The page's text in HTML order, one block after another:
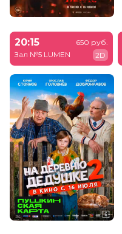
20:15
Зал №5 LUMEN
650 руб.
2D